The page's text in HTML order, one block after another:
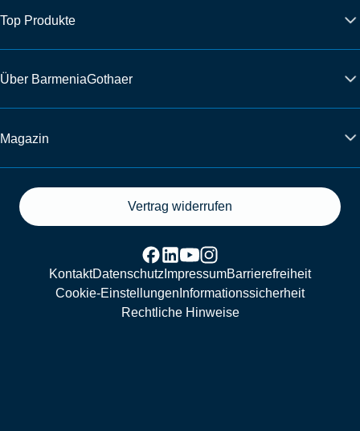
Top Produkte
Über BarmeniaGothaer
Magazin
Vertrag widerrufen
KontaktDatenschutz ImpressumBarrierefreiheit
Cookie-Einstellungen Informationssicherheit
Rechtliche Hinweise